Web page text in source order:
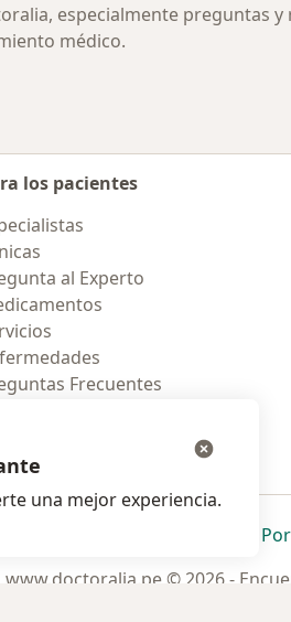
especialmente preguntas
médico.
los pacientes
al Experto
Frecuentes
se abre en una nueva pestaña
se abre en una nueva
se abrese
www.doctoralia.pe © 2026 -
una mejor experiencia.